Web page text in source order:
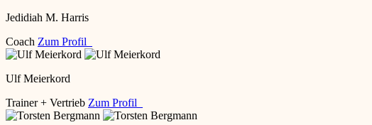
Jedidiah M. Harris
Coach Zum Profil
Ulf Meierkord
Trainer + Vertrieb Zum Profil